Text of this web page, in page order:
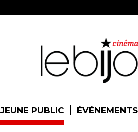
JEUNE PUBLIC ÉVÉNEMENTS